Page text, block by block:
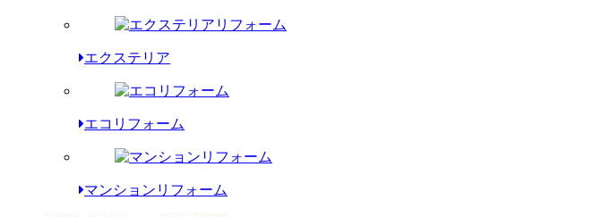
エクステリア
エコリフォーム
マンションリフォーム